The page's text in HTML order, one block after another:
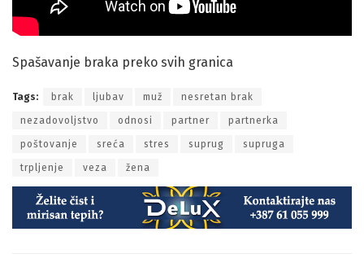
Spašavanje braka preko svih granica
Tags: brak ljubav muž nesretan brak
nezadovoljstvo odnosi partner partnerka
poštovanje sreća stres suprug supruga
trpljenje veza žena